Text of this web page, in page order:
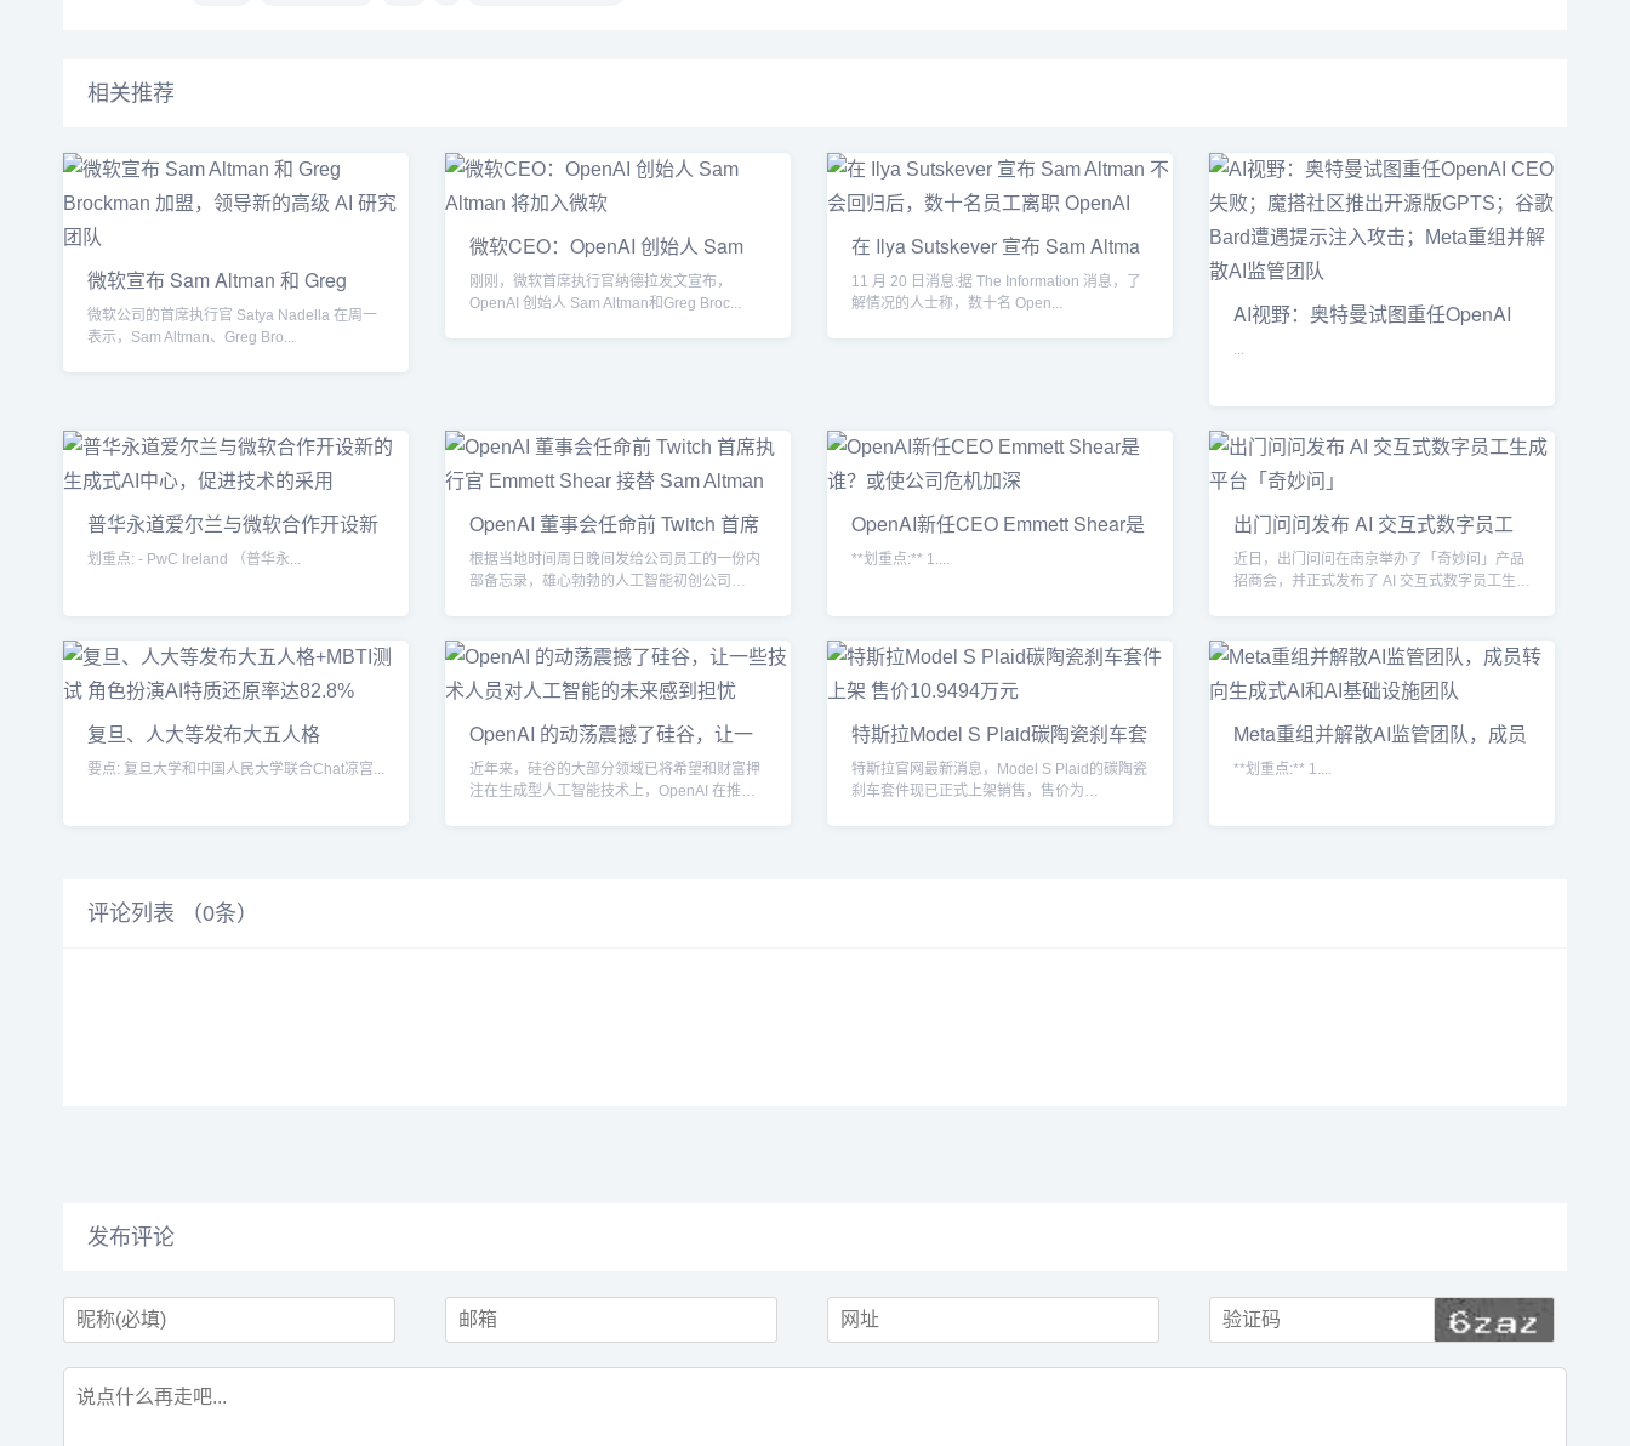
相关推荐
微软宣布 Sam Altman 和 Greg
Broc
微软公司的首席执行官 Satya Nadella 在周一
表示，Sam Altman、Greg Bro...
微软CEO：OpenAI 创始人 Sam
Altman
刚刚，微软首席执行官纳德拉发文宣布，
OpenAI 创始人 Sam Altman和Greg Broc...
在 Ilya Sutskever 宣布 Sam Altma
11 月 20 日消息:据 The Information 消息，了
解情况的人士称，数十名 Open...
AI视野：奥特曼试图重任OpenAI
...
普华永道爱尔兰与微软合作开设新
的
划重点: - PwC Ireland （普华永...
OpenAI 董事会任命前 Twitch 首席
根据当地时间周日晚间发给公司员工的一份内
部备忘录，雄心勃勃的人工智能初创公司
OpenAI新任CEO Emmett Shear是
谁？或
**划重点:** 1....
出门问问发布 AI 交互式数字员工
生
近日，出门问问在南京举办了「奇妙问」产品
招商会，并正式发布了 AI 交互式数字员工生成
复旦、人大等发布大五人格
&#x2B;MB
要点: 复旦大学和中国人民大学联合Chat凉宫...
OpenAI 的动荡震撼了硅谷，让一
些技
近年来，硅谷的大部分领域已将希望和财富押
注在生成型人工智能技术上，OpenAI 在推广
特斯拉Model S Plaid碳陶瓷刹车套
特斯拉官网最新消息，Model S Plaid的碳陶瓷
刹车套件现已正式上架销售，售价为
Meta重组并解散AI监管团队，成员
转向
**划重点:** 1....
评论列表 （0条）
发布评论